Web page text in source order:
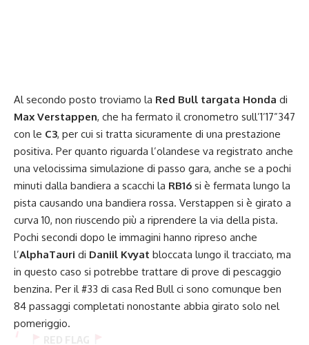
Al secondo posto troviamo la Red Bull targata Honda di
Max Verstappen, che ha fermato il cronometro sull’1’17”347
con le C3, per cui si tratta sicuramente di una prestazione
positiva. Per quanto riguarda l’olandese va registrato anche
una velocissima simulazione di passo gara, anche se a pochi
minuti dalla bandiera a scacchi la RB16 si è fermata lungo la
pista causando una bandiera rossa. Verstappen si è girato a
curva 10, non riuscendo più a riprendere la via della pista.
Pochi secondi dopo le immagini hanno ripreso anche
l’AlphaTauri di Daniil Kvyat bloccata lungo il tracciato, ma
in questo caso si potrebbe trattare di prove di pescaggio
benzina. Per il #33 di casa Red Bull ci sono comunque ben
84 passaggi completati nonostante abbia girato solo nel
pomeriggio.